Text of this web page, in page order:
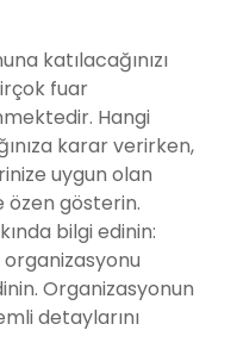
katılacağınızı
fuar
Hangi
karar verirken,
uygun olan
özen gösterin.
bilgi edinin:
Organizasyonun
detaylarını